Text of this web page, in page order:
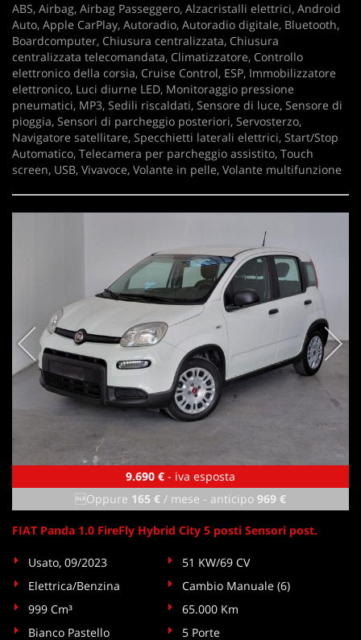
ABS, Airbag, Airbag Passeggero, Alzacristalli elettrici, Android
Auto, Apple CarPlay, Autoradio, Autoradio digitale, Bluetooth,
Boardcomputer, Chiusura centralizzata, Chiusura
centralizzata telecomandata, Climatizzatore, Controllo
elettronico della corsia, Cruise Control, ESP, Immobilizzatore
elettronico, Luci diurne LED, Monitoraggio pressione
pneumatici, MP3, Sedili riscaldati, Sensore di luce, Sensore di
pioggia, Sensori di parcheggio posteriori, Servosterzo,
Navigatore satellitare, Specchietti laterali elettrici, Start/Stop
Automatico, Telecamera per parcheggio assistito, Touch
screen, USB, Vivavoce, Volante in pelle, Volante multifunzione
9.690 € - iva esposta
Oppure 165 € / mese - anticipo 969 €
FIAT Panda 1.0 FireFly Hybrid City 5 posti Sensori post.
Usato, 09/2023
51 KW/69 CV
Elettrica/Benzina
Cambio Manuale (6)
999 Cm³
65.000 Km
Bianco Pastello
5 Porte